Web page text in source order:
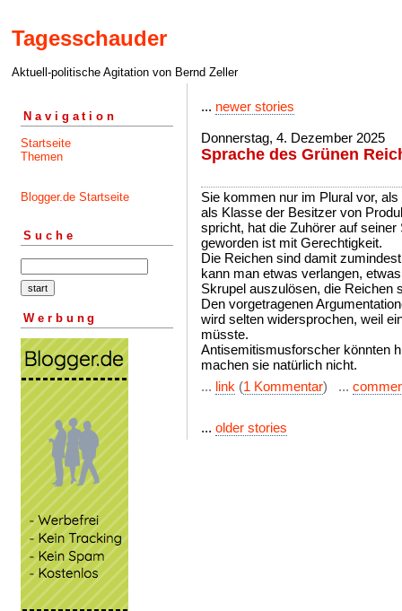
Tagesschauder
Aktuell-politische Agitation von Bernd Zeller
Navigation
Startseite
Themen
Blogger.de Startseite
Suche
Werbung
... newer stories
Donnerstag, 4. Dezember 2025
Sprache des Grünen
Sie kommen nur im Plural vor,
als Klasse der Besitzer von
spricht, hat die Zuhörer auf
geworden ist mit Gerechtigkeit.
Die Reichen sind damit
kann man etwas verlangen,
Skrupel auszulösen, die Reichen
Den vorgetragenen
wird selten widersprochen, weil
müsste.
Antisemitismusforscher könnten
machen sie natürlich nicht.
... link (1 Kommentar) ...
... older stories